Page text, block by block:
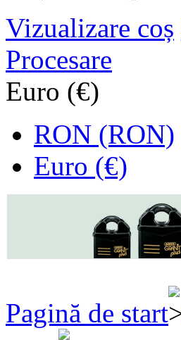
Vizualizare coș
Procesare
Euro (€)
RON (RON)
Euro (€)
Pagină de start